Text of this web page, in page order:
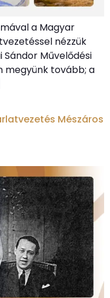
a Magyar
nézzük
Sándor Művelődési
megyünk tovább; a
Mészáros